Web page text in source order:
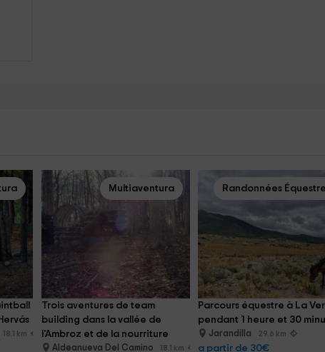
18.1 km
Multiaventura
Trois aventures de team
building dans la vallée de
l'Ambroz et de la nourriture
Aldeanueva Del Camino 18.1 km
Randonnées
Parcours équestre à La
pendant 1 heure et 30
Jarandilla 29.6 km
a partir de 30€